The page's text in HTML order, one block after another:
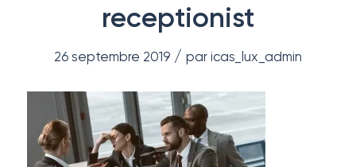
receptionist
26 septembre 2019 / par icas_lux_admin